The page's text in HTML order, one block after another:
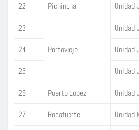
22 Pichincha Unidad
23
Portoviejo
Unidad
24 Unidad
25 Unidad
26 Puerto Lopez Unidad
27 Rocafuerte Unidad